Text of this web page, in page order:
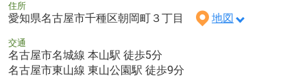
住所
愛知県名古屋市千種区朝岡町３丁目 地図
交通
名古屋市名城線 本山駅 徒歩5分
名古屋市東山線 東山公園駅 徒歩9分